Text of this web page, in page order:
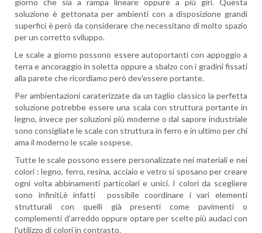
giorno che sia a rampa lineare oppure a più giri. Questa
soluzione è gettonata per ambienti con a disposizione grandi
superfici è però da considerare che necessitano di molto spazio
per un corretto sviluppo.
Le scale a giorno possono essere autoportanti con appoggio a
terra e ancoraggio in soletta oppure a sbalzo con i gradini fissati
alla parete che ricordiamo però dev'essere portante.
Per ambientazioni caraterizzate da un taglio classico la perfetta
soluzione potrebbe essere una scala con struttura portante in
legno, invece per soluzioni più moderne o dal sapore industriale
sono consigliate le scale con struttura in ferro e in ultimo per chi
ama il moderno le scale sospese.
Tutte le scale possono essere personalizzate nei materiali e nei
colori : legno, ferro, resina, acciaio e vetro si sposano per creare
ogni volta abbinamenti particolari e unici. I colori da scegliere
sono infiniti,è infatti possibile coordinare i vari elementi
strutturali con quelli già presenti come pavimenti o
complementi d'arreddo oppure optare per scelte più audaci con
l'utilizzo di colori in contrasto.